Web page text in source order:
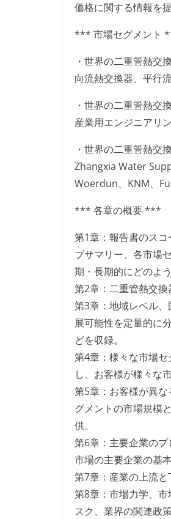
価格に関する情報を提
*** 市場セグメント
・世界の二重管熱交
向流熱交換器、平行
・世界の二重管熱交
産業用エンジニアリ
・世界の二重管熱交
Zhangxia Water
Woerdun、KNM、
*** 各章の概要 ***
第1章：報告書のス
ブサマリー、各市場
期・長期的にどのよ
第2章：二重管熱交換
第3章：地域レベル
展可能性を定量的に
どを収録。
第4章：様々な市場
し、お客様が様々な
第5章：お客様が異
グメントの市場規模
供。
第6章：主要企業のプ
市場の主要企業の基
第7章：産業の上流と
第8章：市場力学、
スク、業界の関連政